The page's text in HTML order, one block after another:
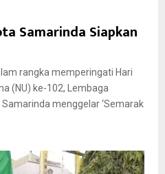
Samarinda Siapkan
rangka memperingati Hari
(NU) ke-102, Lembaga
menggelar ‘Semarak